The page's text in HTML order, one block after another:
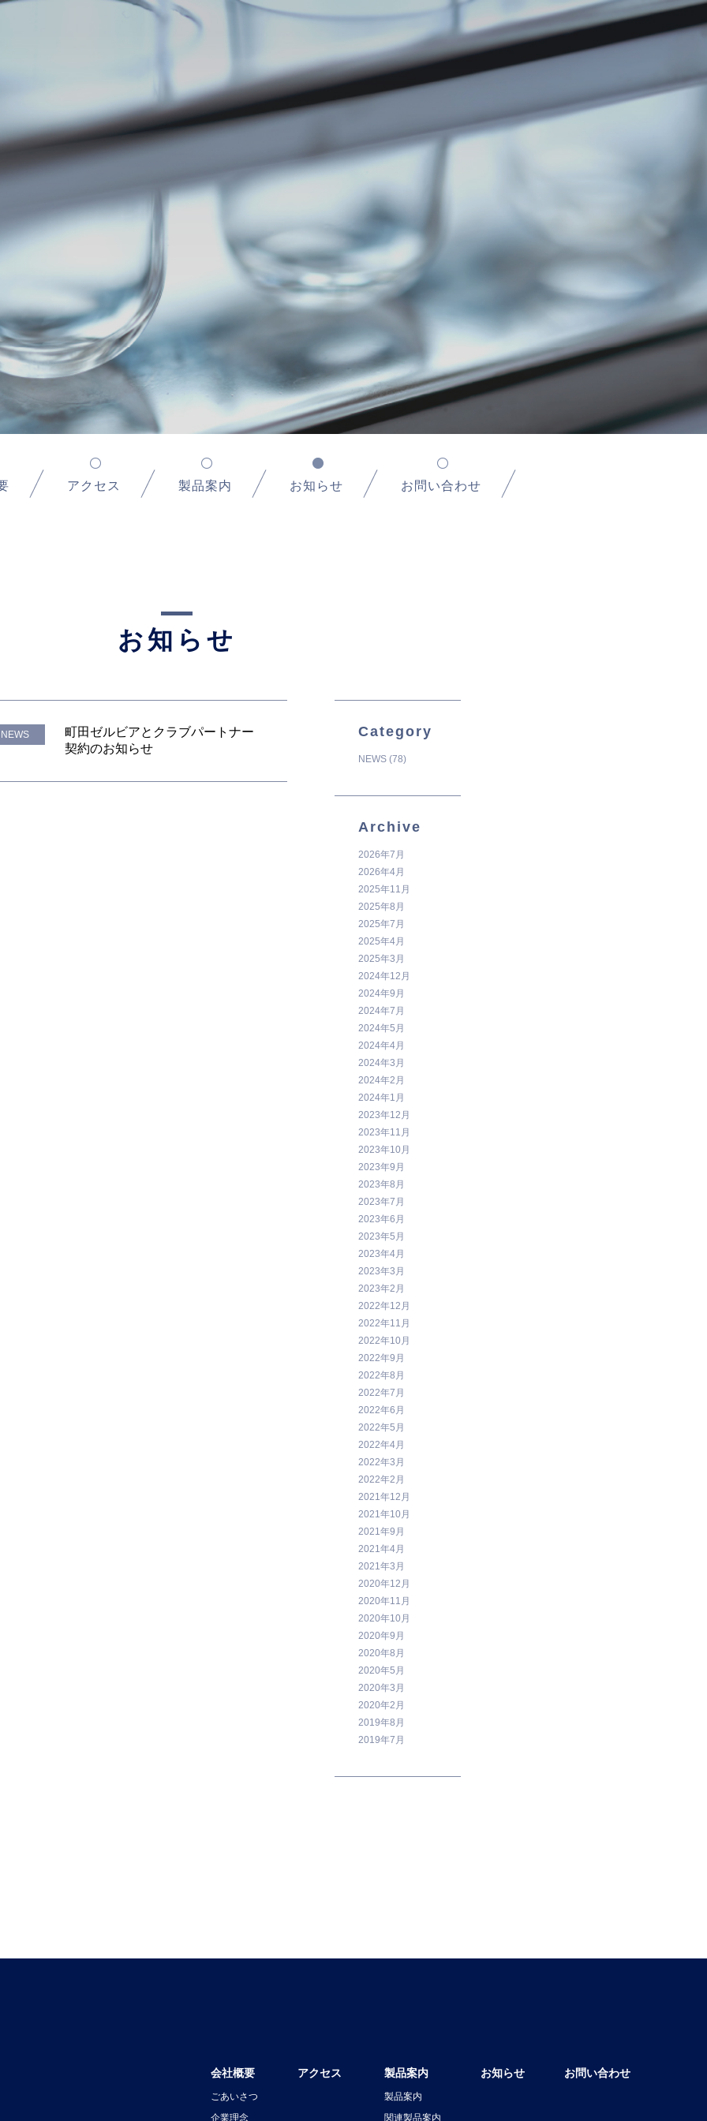
アクセス 製品案内 お知らせ お問い合わせ
お知らせ
NEWS
町田ゼルビアとクラブパートナー
契約のお知らせ
Category
NEWS (78)
Archive
2026年7月
2026年4月
2025年11月
2025年8月
2025年7月
2025年4月
2025年3月
2024年12月
2024年9月
2024年7月
2024年5月
2024年4月
2024年3月
2024年2月
2024年1月
2023年12月
2023年11月
2023年10月
2023年9月
2023年8月
2023年7月
2023年6月
2023年5月
2023年4月
2023年3月
2023年2月
2022年12月
2022年11月
2022年10月
2022年9月
2022年8月
2022年7月
2022年6月
2022年5月
2022年4月
2022年3月
2022年2月
2021年12月
2021年10月
2021年9月
2021年4月
2021年3月
2020年12月
2020年11月
2020年10月
2020年9月
2020年8月
2020年5月
2020年3月
2020年2月
2019年8月
2019年7月
会社概要
ごあいさつ
企業理念
アクセス 製品案内
製品案内
関連製品案内
お知らせ お問い合わせ